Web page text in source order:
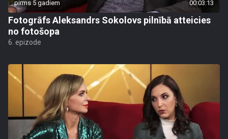
pirms 5 gadiem 00:03:13
Fotogrāfs Aleksandrs Sokolovs pilnībā atteicies
no fotošopa
6. epizode